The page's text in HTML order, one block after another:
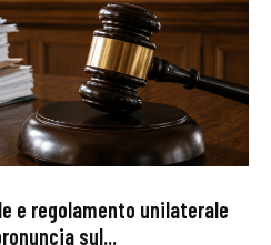
e regolamento unilaterale
sul...